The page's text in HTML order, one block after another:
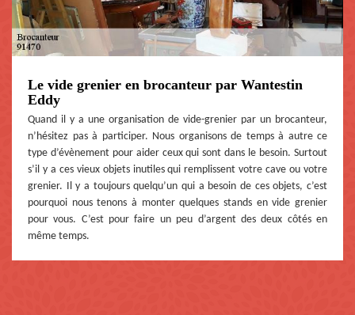
Le vide grenier en brocanteur par Wantestin
Eddy
Quand il y a une organisation de vide-grenier par un brocanteur,
n’hésitez pas à participer. Nous organisons de temps à autre ce
type d’évènement pour aider ceux qui sont dans le besoin. Surtout
s’il y a ces vieux objets inutiles qui remplissent votre cave ou votre
grenier. Il y a toujours quelqu’un qui a besoin de ces objets, c’est
pourquoi nous tenons à monter quelques stands en vide grenier
pour vous. C’est pour faire un peu d’argent des deux côtés en
même temps.